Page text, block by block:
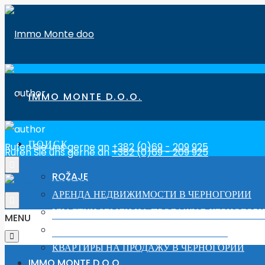
Rufen Sie uns gerne an+382 (0)69 - 209 925
IMMO MONTE D.O.O.
ПОИСК
ROŽAJE
АРЕНДА НЕДВИЖИМОСТИ В ЧЕРНОГОРИИ
УЧАСТКИ ЗЕМЛИ НА ПРОДАЖУ В
КВАРТИРЫ НА ПРОДАЖУ В ЧЕРНОГОРИИ
Rufen Sie uns gerne an +382 (0)69 - 209 925
MENU